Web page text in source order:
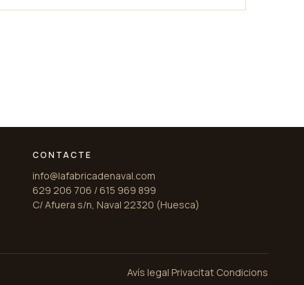
CONTACTE
info@lafabricadenaval.com
629 206 706 / 615 969 899
C/ Afuera s/n, Naval 22320 (Huesca)
Avís legal·Privacitat·Condicions